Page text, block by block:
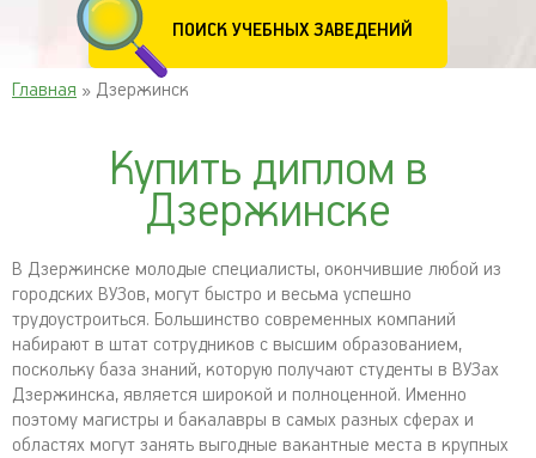
ПОИСК УЧЕБНЫХ ЗАВЕДЕНИЙ
Главная » Дзержинск
Купить диплом в
Дзержинске
В Дзержинске молодые специалисты, окончившие любой из
городских ВУЗов, могут быстро и весьма успешно
трудоустроиться. Большинство современных компаний
набирают в штат сотрудников с высшим образованием,
поскольку база знаний, которую получают студенты в ВУЗах
Дзержинска, является широкой и полноценной. Именно
поэтому магистры и бакалавры в самых разных сферах и
областях могут занять выгодные вакантные места в крупных